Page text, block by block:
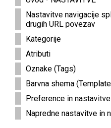
Nastavitve navigacije
drugih URL povezav
Kategorije
Atributi
Oznake (Tags)
Barvna shema
Preference in nastavitve
Napredne nastavitve in